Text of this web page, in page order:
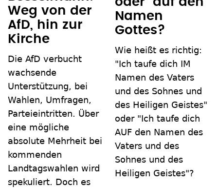
Weg von der
AfD, hin zur
Kirche
Die AfD verbucht
wachsende
Unterstützung, bei
Wahlen, Umfragen,
Parteieintritten. Über
eine mögliche
absolute Mehrheit bei
kommenden
Landtagswahlen wird
spekuliert. Doch es
Namen
Gottes?
Wie heißt es richtig:
"Ich taufe dich IM
Namen des Vaters
und des Sohnes und
des Heiligen Geistes"
oder "Ich taufe dich
AUF den Namen des
Vaters und des
Sohnes und des
Heiligen Geistes"?